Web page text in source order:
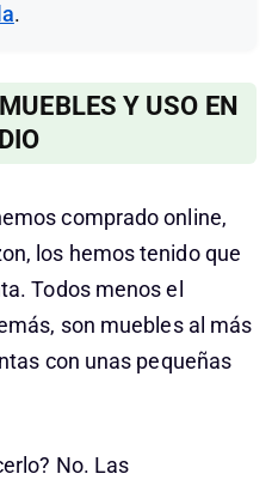
.
Y USO EN
comprado online,
los hemos tenido que
Todos menos el
son muebles al más
con unas pequeñas
No. Las